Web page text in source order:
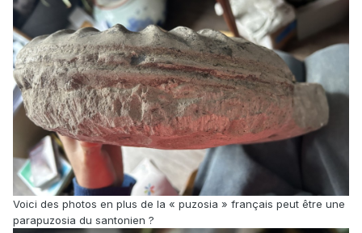
Voici des photos en plus de la « puzosia » français peut être une
parapuzosia du santonien ?